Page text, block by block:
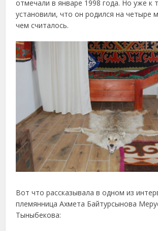
отмечали в январе 1998 года. Но уже к
установили, что он родился на четыре
чем считалось.
Вот что рассказывала в одном из
племянница Ахмета Байтурсынова
Тыныбекова: